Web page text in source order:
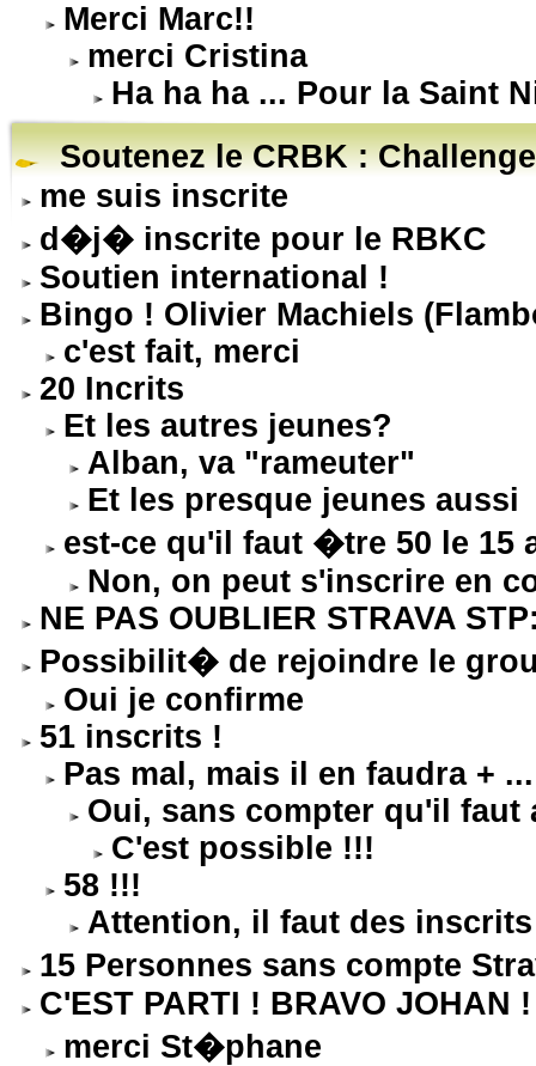
Merci Marc!!
merci Cristina
Ha ha ha ... Pour la Saint
Soutenez le CRBK :
me suis inscrite
d�j� inscrite pour le RBKC
Soutien international !
Bingo ! Olivier Machiels
c'est fait, merci
20 Incrits
Et les autres jeunes?
Alban, va "rameuter"
Et les presque jeunes aussi
est-ce qu'il faut �tre 50 le 15
Non, on peut s'inscrire en
NE PAS OUBLIER STRAVA
Possibilit� de rejoindre le
Oui je confirme
51 inscrits !
Pas mal, mais il en faudra + ...
Oui, sans compter qu'il faut
C'est possible !!!
58 !!!
Attention, il faut des
15 Personnes sans compte
C'EST PARTI ! BRAVO JOHAN !
merci St�phane